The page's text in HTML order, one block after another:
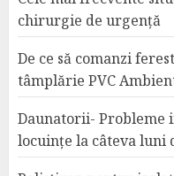
chirurgie de urgență
De ce să comanzi
tâmplărie PVC
Daunatorii- Probleme
locuințe la câteva luni